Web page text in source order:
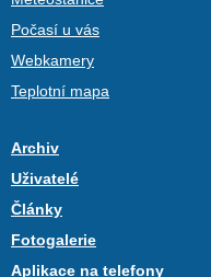
Počasí u vás
Webkamery
Teplotní mapa
Archiv
Uživatelé
Články
Fotogalerie
Aplikace na telefony